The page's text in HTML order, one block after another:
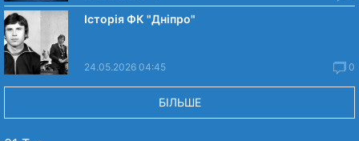
Історія ФК "Дніпро"
24.05.2026 04:45 0
БІЛЬШЕ